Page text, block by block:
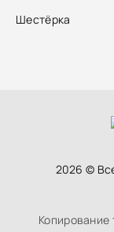
Шестёрка
2026 ©
Копирование